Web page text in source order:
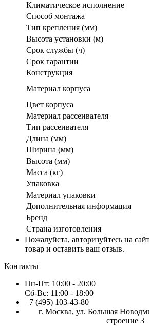
Климатическое исполнение
Способ монтажа
Тип крепления (мм)
Высота установки (м)
Срок службы (ч)
Срок гарантии
Конструкция
Материал корпуса
Цвет корпуса
Материал рассеивателя
Тип рассеивателя
Длина (мм)
Ширина (мм)
Высота (мм)
Масса (кг)
Упаковка
Материал упаковки
Дополнительная информация
Бренд
Страна изготовления
Пожалуйста, авторизуйтесь на
товар и оставить ваш отзыв.
Контакты
Пн-Пт: 10:00 - 20:00
Сб-Вс: 11:00 - 18:00
+7 (495) 103-43-80
г. Москва, ул. Большая
строение 3